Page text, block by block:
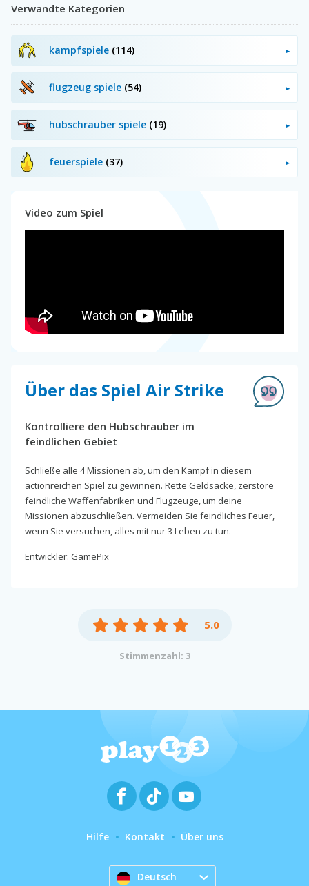
Verwandte Kategorien
kampfspiele (114)
flugzeug spiele (54)
hubschrauber spiele (19)
feuerspiele (37)
Video zum Spiel
Über das Spiel Air Strike
Kontrolliere den Hubschrauber im
feindlichen Gebiet
Schließe alle 4 Missionen ab, um den Kampf in diesem
actionreichen Spiel zu gewinnen. Rette Geldsäcke, zerstöre
feindliche Waffenfabriken und Flugzeuge, um deine
Missionen abzuschließen. Vermeiden Sie feindliches Feuer,
wenn Sie versuchen, alles mit nur 3 Leben zu tun.
Entwickler: GamePix
5.0
Stimmenzahl: 3
Hilfe Kontakt Über uns
Deutsch